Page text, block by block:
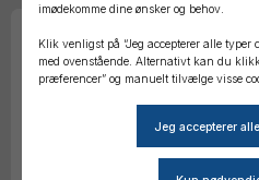
imødekomme dine ønsker og behov.
Klik venligst på “Jeg accepterer alle typer
med ovenstående. Alternativt kan du
præferencer” og manuelt tilvælge visse